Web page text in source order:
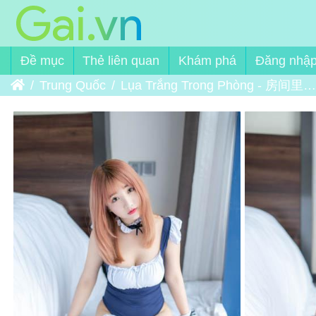
Đề mục Thẻ liên quan Khám phá
Đăng
Trang chủTrung Quốc Lụa Trắng Trong Phòng - 房间里的白丝